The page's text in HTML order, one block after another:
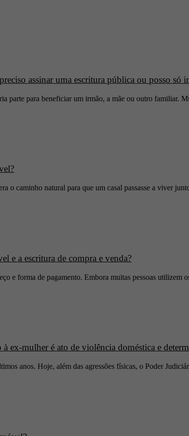
imóvel ao comprador. Sem o recolhimento não é
assinar uma escritura pública ou posso só
parte para beneficiar um irmão, a mãe ou outro familiar.
o caminho natural para que um casal passasse a viver
e a escritura de compra e venda?
e forma de pagamento. Embora muitas pessoas utilizem
ex-mulher é ato de violência doméstica e
anos. Hoje, além das agressões físicas, o Poder